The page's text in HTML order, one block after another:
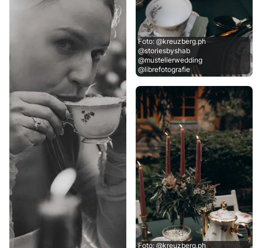
Foto: @kreuzberg.ph
@storiesbyshab
@mustelierwedding
@librefotografie
Foto: @kreuzberg.ph